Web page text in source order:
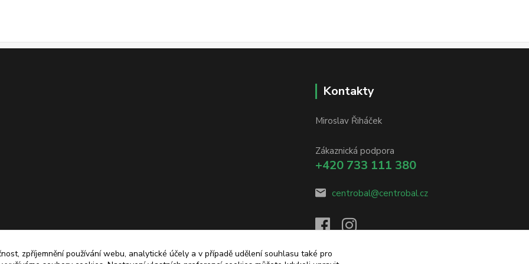
Kontakty
Miroslav Řiháček
Zákaznická podpora
+420 733 111 380
centrobal@centrobal.cz
zpříjemnění používání webu, analytické účely a v případě udělení souhlasu také pro